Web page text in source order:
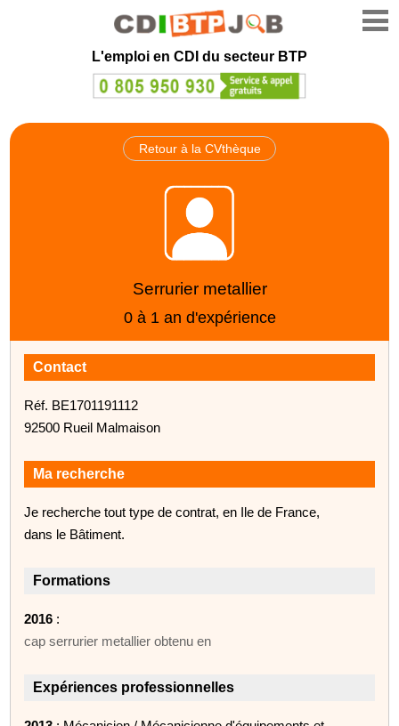
L'emploi en CDI du secteur BTP
Retour à la CVthèque
Serrurier metallier
0 à 1 an d'expérience
Contact
Réf. BE1701191112
92500 Rueil Malmaison
Ma recherche
Je recherche tout type de contrat, en Ile de France,
dans le Bâtiment.
Formations
2016 :
cap serrurier metallier obtenu en
Expériences professionnelles